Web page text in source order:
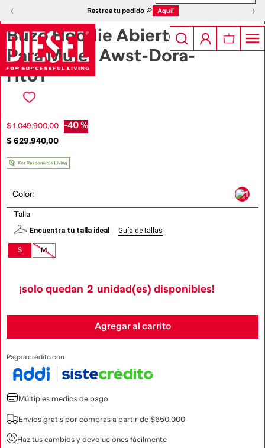
‹ Rastrea tu pedido 🔎 Aquí! ›
‹ ›
Buzo Hoodie Abierto
Para Mujer Awst-Dora-
Ht01
$ 1.049.900,00 -40 %
$629.940,00
Color:
Talla
Encuentra tu talla ideal Guía de tallas
S M
¡solo quedan 2 unidad(es) disponibles!
Agregar al carrito
Paga a crédito con
Múltiples medios de pago
Envíos gratis por compras a partir de $650.000
Haz tus cambios y devoluciones fácilmente